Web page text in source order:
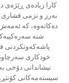
کارا زیادەی ڕێژەی
بەرز و نزمی فشاری
دەکاتەوە، کە
پاشەکەوتکردنی
خودکاری
نیشاندانی دۆخی
سیستەمەکانی